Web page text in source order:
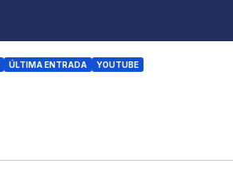
ÚLTIMA ENTRADA YOUTUBE